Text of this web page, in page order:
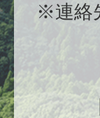
※連絡